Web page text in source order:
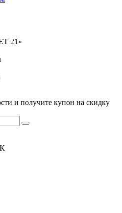
21»
и получите купон на скидку